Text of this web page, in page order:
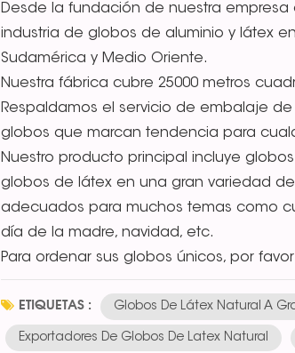
Desde la fundación de nuestra empresa
industria de globos de aluminio y látex
Sudamérica y Medio Oriente.
Nuestra fábrica cubre 25000 metros
Respaldamos el servicio de embalaje
globos que marcan tendencia para
Nuestro producto principal incluye
globos de látex en una gran variedad
adecuados para muchos temas como
día de la madre, navidad, etc.
Para ordenar sus globos únicos, por
ETIQUETAS : Globos De Látex Natural A
Exportadores De Globos De Latex Natural